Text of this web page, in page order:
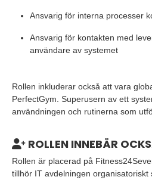
Ansvarig för interna processer
Ansvarig för kontakten med
användare av systemet
Rollen inkluderar också att vara
PerfectGym. Superusern av ett
användningen och rutinerna som
ROLLEN INNEBÄR
Rollen är placerad på
tillhör IT avdelningen